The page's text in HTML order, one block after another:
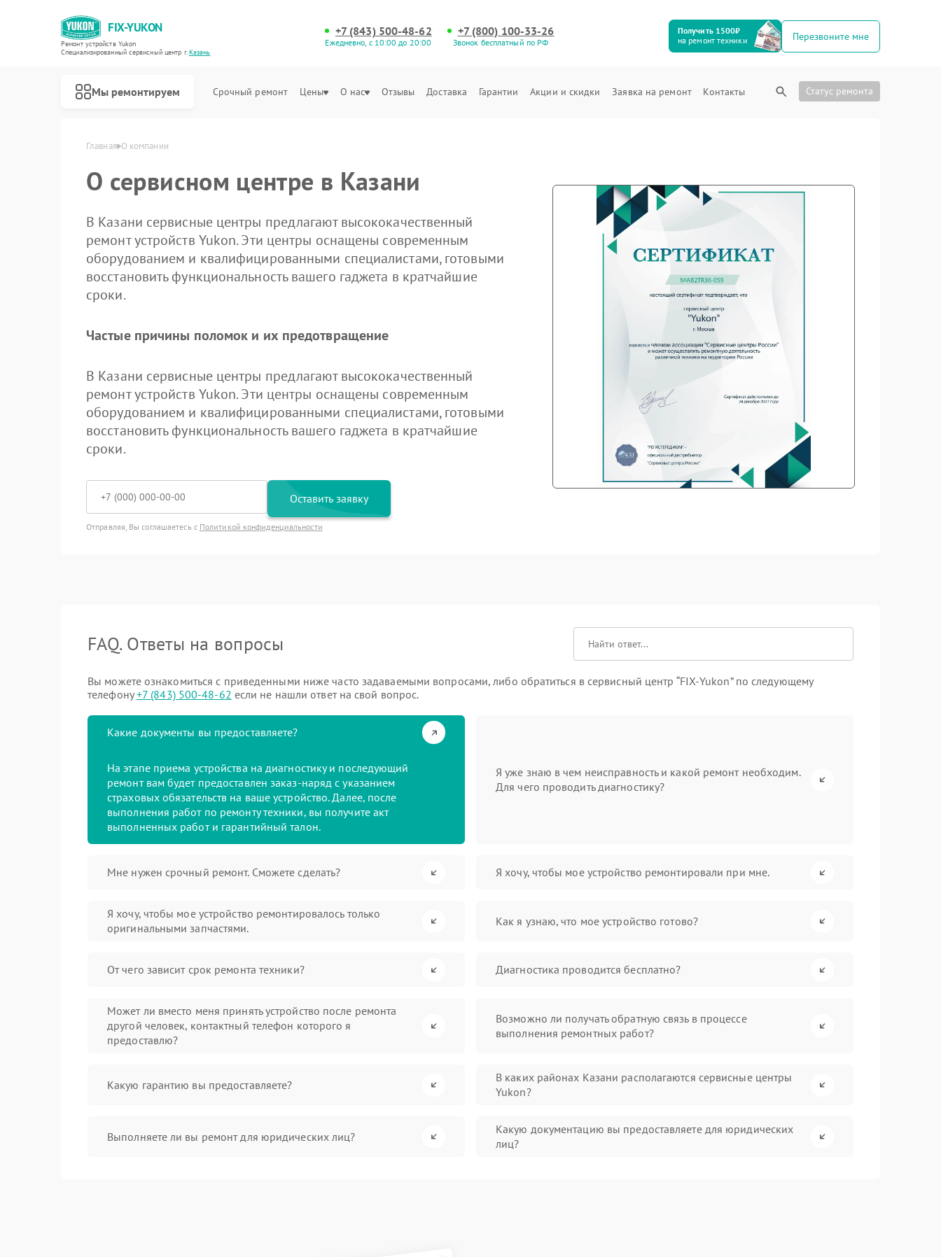
FIX-YUKON
Ремонт устройств Yukon
Специализированный cервисный центр г.Казань
+7 (843) 500-48-62
Ежедневно, с 10:00 до 20:00
+7 (800) 100-33-26
Звонок бесплатный по РФ
Получить 1500₽
на ремонт техники
Перезвоните мне
Мы ремонтируем Срочный ремонт Цены О нас Отзывы Доставка Гарантии Акции и скидки Заявка на ремонт Контакты Статус ремонта
Главная О компании
О сервисном центре в Казани
В Казани сервисные центры предлагают высококачественный
ремонт устройств Yukon. Эти центры оснащены современным
оборудованием и квалифицированными специалистами, готовыми
восстановить функциональность вашего гаджета в кратчайшие
сроки.
Частые причины поломок и их предотвращение
В Казани сервисные центры предлагают высококачественный
ремонт устройств Yukon. Эти центры оснащены современным
оборудованием и квалифицированными специалистами, готовыми
восстановить функциональность вашего гаджета в кратчайшие
сроки.
Оставить заявку
Отправляя, Вы соглашаетесь с Политикой конфиденциальности
FAQ. Ответы на вопросы
Вы можете ознакомиться с приведенными ниже часто задаваемыми вопросами, либо обратиться в сервисный центр “FIX-Yukon” по следующему
телефону+7 (843) 500-48-62 если не нашли ответ на свой вопрос.
Какие документы вы предоставляете?
На этапе приема устройства на диагностику и последующий
ремонт вам будет предоставлен заказ-наряд с указанием
страховых обязательств на ваше устройство. Далее, после
выполнения работ по ремонту техники, вы получите акт
выполненных работ и гарантийный талон.
Я уже знаю в чем неисправность и какой ремонт необходим.
Для чего проводить диагностику?
Мне нужен срочный ремонт. Сможете сделать? Я хочу, чтобы мое устройство ремонтировали при мне.
Я хочу, чтобы мое устройство ремонтировалось только
оригинальными запчастями.
Как я узнаю, что мое устройство готово?
От чего зависит срок ремонта техники? Диагностика проводится бесплатно?
Может ли вместо меня принять устройство после ремонта
другой человек, контактный телефон которого я
предоставлю?
Возможно ли получать обратную связь в процессе
выполнения ремонтных работ?
Какую гарантию вы предоставляете?
В каких районах Казани располагаются сервисные центры
Yukon?
Выполняете ли вы ремонт для юридических лиц?
Какую документацию вы предоставляете для юридических
лиц?